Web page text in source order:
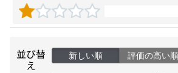
並び替
え
新しい順 評価の高い順